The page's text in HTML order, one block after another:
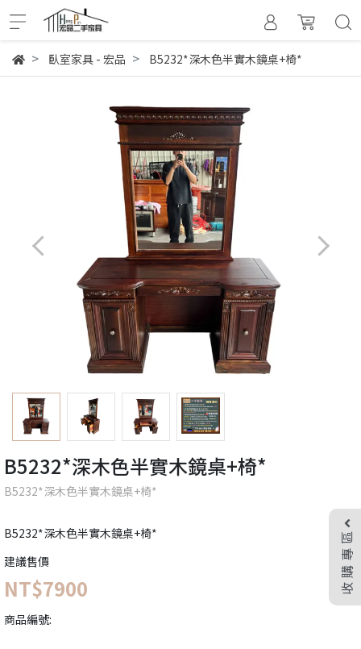
臥室家具 - 宏品 B5232*深木色半實木鏡桌+椅*
B5232*深木色半實木鏡桌+椅*
B5232*深木色半實木鏡桌+椅*
B5232*深木色半實木鏡桌+椅*
建議售價
NT$7900
商品編號:
收購專區